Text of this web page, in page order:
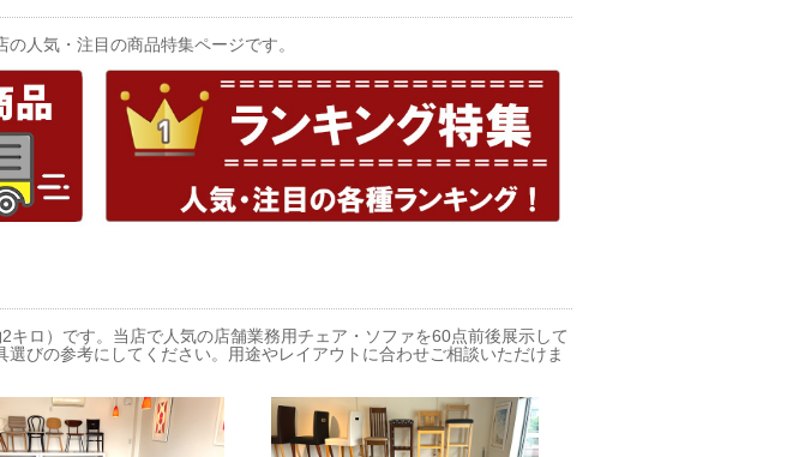
人気・注目の商品特集ページです。
ロ）です。当店で人気の店舗業務用チェア・ソファを60点前後展示して
びの参考にしてください。用途やレイアウトに合わせご相談いただけま